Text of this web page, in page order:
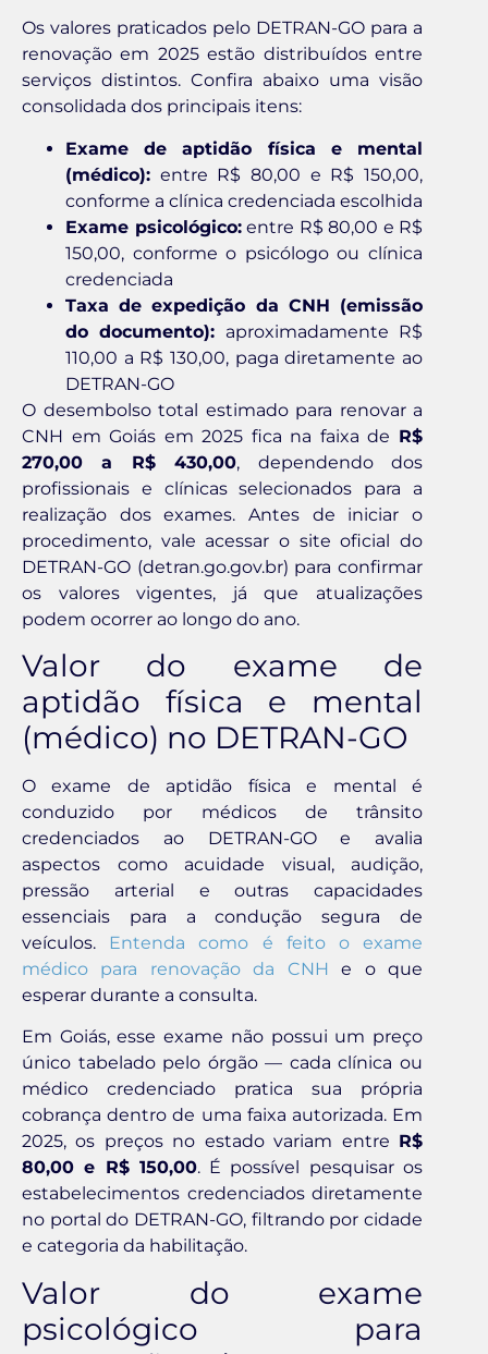
Os valores praticados pelo DETRAN-GO para a
renovação em 2025 estão distribuídos entre
serviços distintos. Confira abaixo uma visão
consolidada dos principais itens:
Exame de aptidão física e mental
(médico): entre R$ 80,00 e R$ 150,00,
conforme a clínica credenciada escolhida
Exame psicológico:entre R$ 80,00 e R$
150,00, conforme o psicólogo ou clínica
credenciada
Taxa de expedição da CNH (emissão
do documento): aproximadamente R$
110,00 a R$ 130,00, paga diretamente ao
DETRAN-GO
O desembolso total estimado para renovar a
CNH em Goiás em 2025 fica na faixa de R$
270,00 a R$ 430,00, dependendo dos
profissionais e clínicas selecionados para a
realização dos exames. Antes de iniciar o
procedimento, vale acessar o site oficial do
DETRAN-GO (detran.go.gov.br) para confirmar
os valores vigentes, já que atualizações
podem ocorrer ao longo do ano.
Valor do exame de
aptidão física e mental
(médico) no DETRAN-GO
O exame de aptidão física e mental é
conduzido por médicos de trânsito
credenciados ao DETRAN-GO e avalia
aspectos como acuidade visual, audição,
pressão arterial e outras capacidades
essenciais para a condução segura de
veículos. Entenda como é feito o exame
médico para renovação da CNH e o que
esperar durante a consulta.
Em Goiás, esse exame não possui um preço
único tabelado pelo órgão — cada clínica ou
médico credenciado pratica sua própria
cobrança dentro de uma faixa autorizada. Em
2025, os preços no estado variam entre R$
80,00 e R$ 150,00. É possível pesquisar os
estabelecimentos credenciados diretamente
no portal do DETRAN-GO, filtrando por cidade
e categoria da habilitação.
Valor do exame
psicológico para